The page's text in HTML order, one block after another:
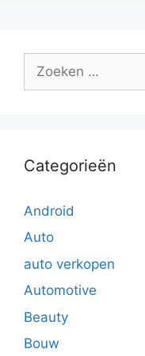
naar:
Categorieën
Android
Auto
auto verkopen
Automotive
Beauty
Bouw